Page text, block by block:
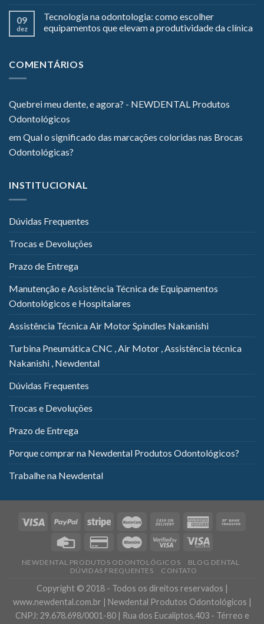
09
dez
Tecnologia na odontologia: como escolher
equipamentos que elevam a produtividade da clínica
COMENTÁRIOS
Quebrei meu dente, e agora? - NEWDENTAL Produtos
Odontológicos
emQual o significado das marcações coloridas nas Brocas
Odontológicas?
INSTITUCIONAL
Dúvidas Frequentes
Trocas e Devoluções
Prazo de Entrega
Manutenção e Assistência Técnica de Equipamentos
Odontológicos e Hospitalares
Assistência Técnica Air Motor Spindles Nakanishi
Turbina Pneumática CNC , Air Motor , Assistência técnica
Nakanishi , Newdental
Dúvidas Frequentes
Trocas e Devoluções
Prazo de Entrega
Porque comprar na Newdental Produtos Odontológicos?
Trabalhe na Newdental
NEWDENTAL PRODUTOS ODONTOLÓGICOS
BLOG DENTAL
DÚVIDAS FREQUENTES
CONTATO
Copyright © 2018 - Todos os direitos reservados |
www.newdental.com.br | Newdental Produtos Odontológicos |
CNPJ: 29.678.698/0001-80 | Rua dos Eucaliptos,403 - Térreo e